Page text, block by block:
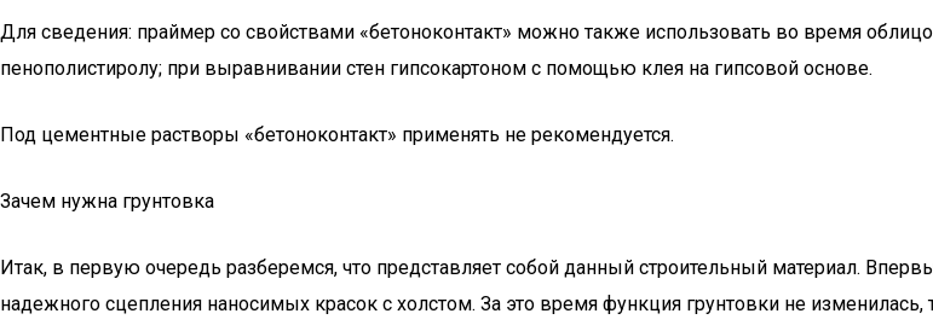
Для сведения: праймер со свойствами «бетоноконтакт» можно также использовать во время
пенополистиролу; при выравнивании стен гипсокартоном с помощью клея на гипсовой основе.
Под цементные растворы «бетоноконтакт» применять не рекомендуется.
Зачем нужна грунтовка
Итак, в первую очередь разберемся, что представляет собой данный строительный материал.
надежного сцепления наносимых красок с холстом. За это время функция грунтовки не